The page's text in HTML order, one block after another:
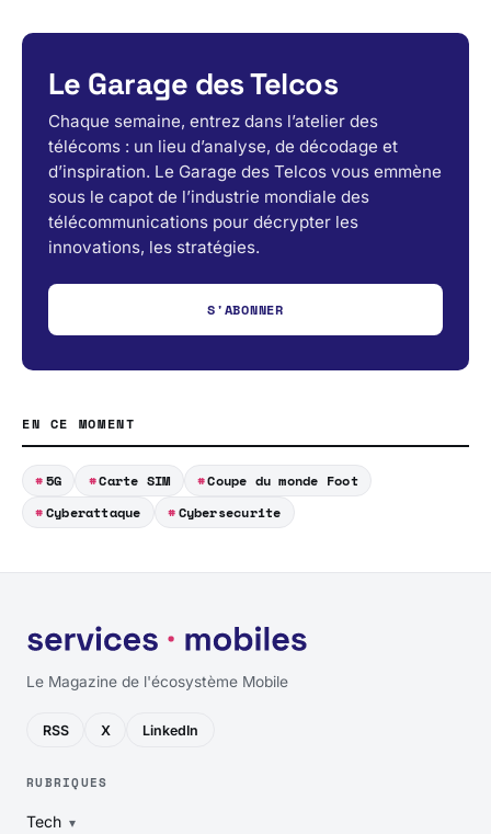
Le Garage des Telcos
Chaque semaine, entrez dans l’atelier des
télécoms : un lieu d’analyse, de décodage et
d’inspiration. Le Garage des Telcos vous emmène
sous le capot de l’industrie mondiale des
télécommunications pour décrypter les
innovations, les stratégies.
S'ABONNER
EN CE MOMENT
5G Carte SIM
Coupe du monde Foot
Cyberattaque
Cybersecurite
Le Magazine de l'écosystème Mobile
RSS X LinkedIn
RUBRIQUES
Tech